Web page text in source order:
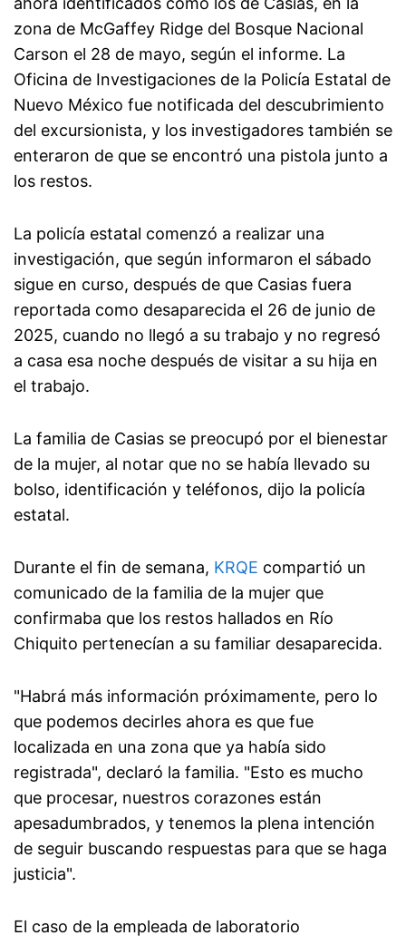
zona de McGaffey Ridge del Bosque Nacional
Carson el 28 de mayo, según el informe. La
Oficina de Investigaciones de la Policía Estatal de
Nuevo México fue notificada del descubrimiento
del excursionista, y los investigadores también se
enteraron de que se encontró una pistola junto a
los restos.
La policía estatal comenzó a realizar una
investigación, que según informaron el sábado
sigue en curso, después de que Casias fuera
reportada como desaparecida el 26 de junio de
2025, cuando no llegó a su trabajo y no regresó
a casa esa noche después de visitar a su hija en
el trabajo.
La familia de Casias se preocupó por el bienestar
de la mujer, al notar que no se había llevado su
bolso, identificación y teléfonos, dijo la policía
estatal.
Durante el fin de semana, KRQE compartió un
comunicado de la familia de la mujer que
confirmaba que los restos hallados en Río
Chiquito pertenecían a su familiar desaparecida.
"Habrá más información próximamente, pero lo
que podemos decirles ahora es que fue
localizada en una zona que ya había sido
registrada", declaró la familia. "Esto es mucho
que procesar, nuestros corazones están
apesadumbrados, y tenemos la plena intención
de seguir buscando respuestas para que se haga
justicia".
El caso de la empleada de laboratorio